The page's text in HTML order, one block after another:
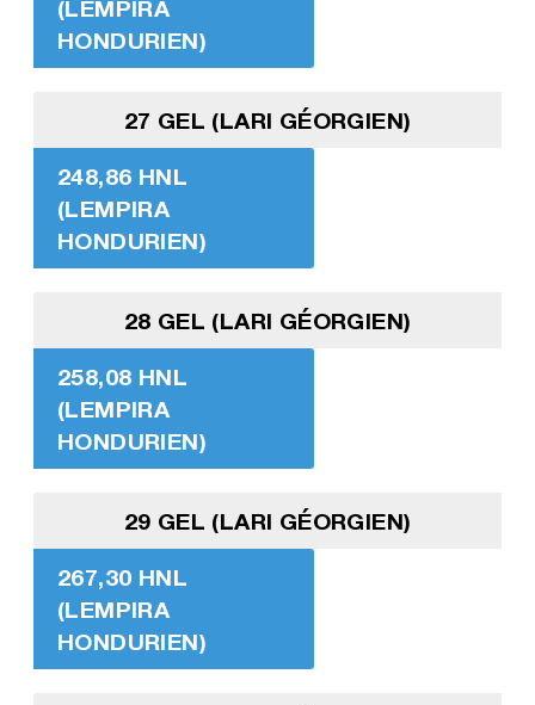
(LEMPIRA
HONDURIEN)
27 GEL (LARI GÉORGIEN)
248,86 HNL
(LEMPIRA
HONDURIEN)
28 GEL (LARI GÉORGIEN)
258,08 HNL
(LEMPIRA
HONDURIEN)
29 GEL (LARI GÉORGIEN)
267,30 HNL
(LEMPIRA
HONDURIEN)